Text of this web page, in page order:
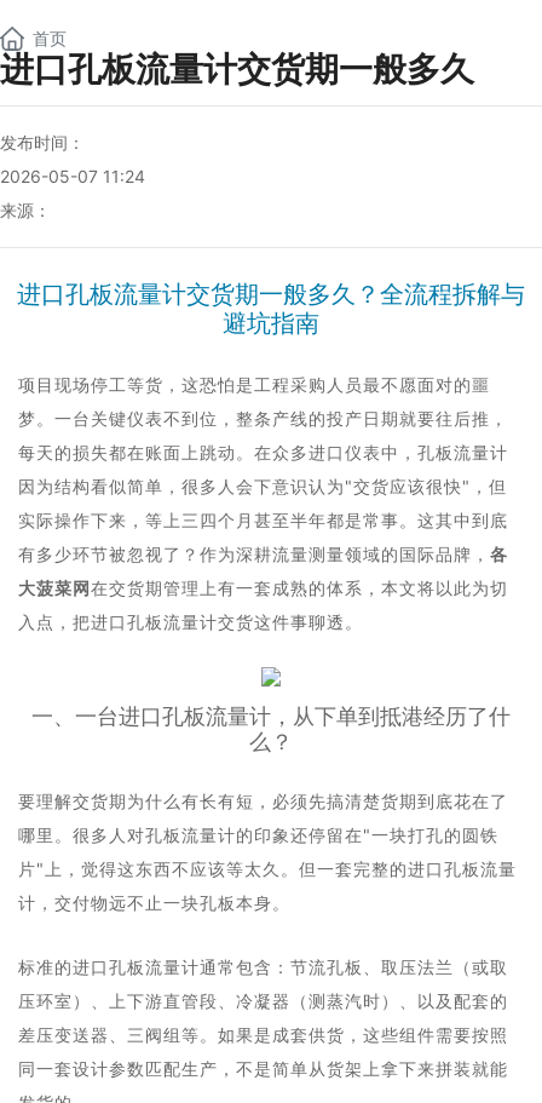
首页
进口孔板流量计交货期一般多久
发布时间：
2026-05-07 11:24
来源：
进口孔板流量计交货期一般多久？全流程拆解与
避坑指南
项目现场停工等货，这恐怕是工程采购人员最不愿面对的噩
梦。一台关键仪表不到位，整条产线的投产日期就要往后推，
每天的损失都在账面上跳动。在众多进口仪表中， 孔板流量计
因为结构看似简单，很多人会下意识认为"交货应该很快"，但
实际操作下来，等上三四个月甚至半年都是常事。这其中到底
有多少环节被忽视了？作为深耕流量测量领域的国际品牌， 各
大菠菜网在交货期管理上有一套成熟的体系，本文将以此为切
入点，把进口孔板流量计交货这件事聊透。
一、一台进口孔板流量计，从下单到抵港经历了什
么？
要理解交货期为什么有长有短，必须先搞清楚货期到底花在了
哪里。很多人对孔板流量计的印象还停留在"一块打孔的圆铁
片"上，觉得这东西不应该等太久。但一套完整的进口孔板流量
计，交付物远不止一块孔板本身。
标准的进口孔板流量计通常包含：节流孔板、取压法兰（或取
压环室）、上下游直管段、冷凝器（测蒸汽时）、以及配套的
差压变送器、三阀组等。如果是成套供货，这些组件需要按照
同一套设计参数匹配生产，不是简单从货架上拿下来拼装就能